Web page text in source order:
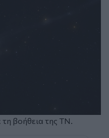
βοήθεια της ΤΝ.